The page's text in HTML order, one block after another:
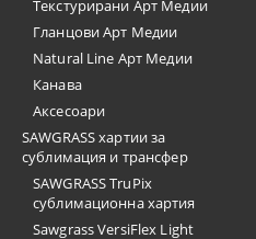
Текстурирани Арт Медии
Гланцови Арт Медии
Natural Line Арт Медии
Канава
Аксесоари
SAWGRASS хартии за
сублимация и трансфер
SAWGRASS TruPix
сублимационна хартия
Sawgrass VersiFlex Light